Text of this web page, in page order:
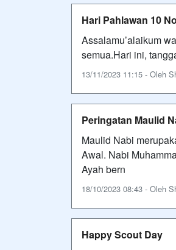
Hari Pahlawan 10
Assalamu’alaikum
semua.Hari ini,
13/11/2023 11:15 - Oleh
Peringatan Maulid
Maulid Nabi
Awal. Nabi
Ayah bern
18/10/2023 08:43 - Oleh
Happy Scout Day